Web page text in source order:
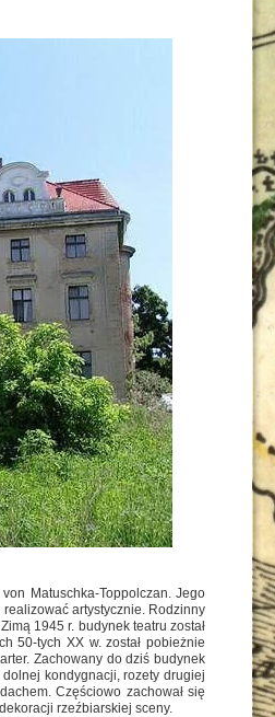
Matuschka-Toppolczan. Jego
realizować artystycznie. Rodzinny
1945 r. budynek teatru został
50-tych XX w. został pobieżnie
Zachowany do dziś budynek
kondygnacji, rozety drugiej
Częściowo zachował się
rzeźbiarskiej sceny.